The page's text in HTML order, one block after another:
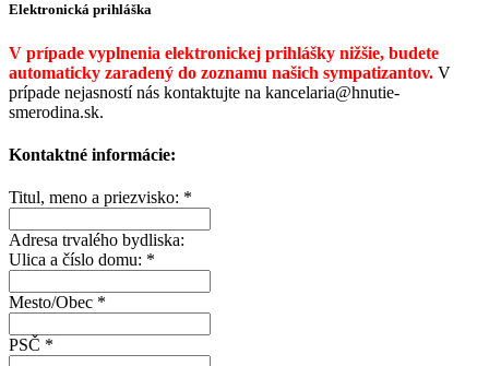
Elektronická prihláška
V prípade vyplnenia elektronickej prihlášky nižšie, budete
automaticky zaradený do zoznamu našich sympatizantov. V
prípade nejasností nás kontaktujte na kancelaria@hnutie-
smerodina.sk.
Kontaktné informácie:
Titul, meno a priezvisko: *
Adresa trvalého bydliska:
Ulica a číslo domu: *
Mesto/Obec *
PSČ *